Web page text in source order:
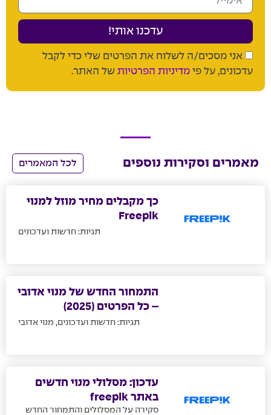
אני מסכים/ה לשלוח את הפרטים שלי כדי לקבל
עדכונים, על פי מדיניות הפרטיות של האתר.
עדכנו אותי!
מאמרים וסקירות נוספים לכל המאמרים
כך מקבלים מחיר מוזל למנוי
Freepik
תגיות: חדשות ועדכונים
התמחור החדש של מנוי אדובי
– כל הפרטים (2025)
תגיות: חדשות ועדכונים, מנוי אדובי
עדכון: מסלולי מנוי חדשים
באתר freepik
סקירה על המסלולים והתמחור החדש